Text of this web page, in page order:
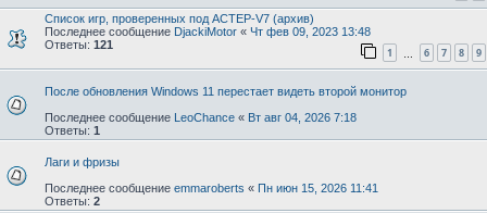
Список игр, проверенных под АСТЕР-V7 (архив)
Последнее сообщение DjackiMotor « Чт фев 09, 2023 13:48
Ответы: 121
1 6 7 8 9
После обновления Windows 11 перестает видеть второй монитор
Последнее сообщение LeoChance « Вт авг 04, 2026 7:18
Ответы: 1
Лаги и фризы
Последнее сообщение emmaroberts « Пн июн 15, 2026 11:41
Ответы: 2